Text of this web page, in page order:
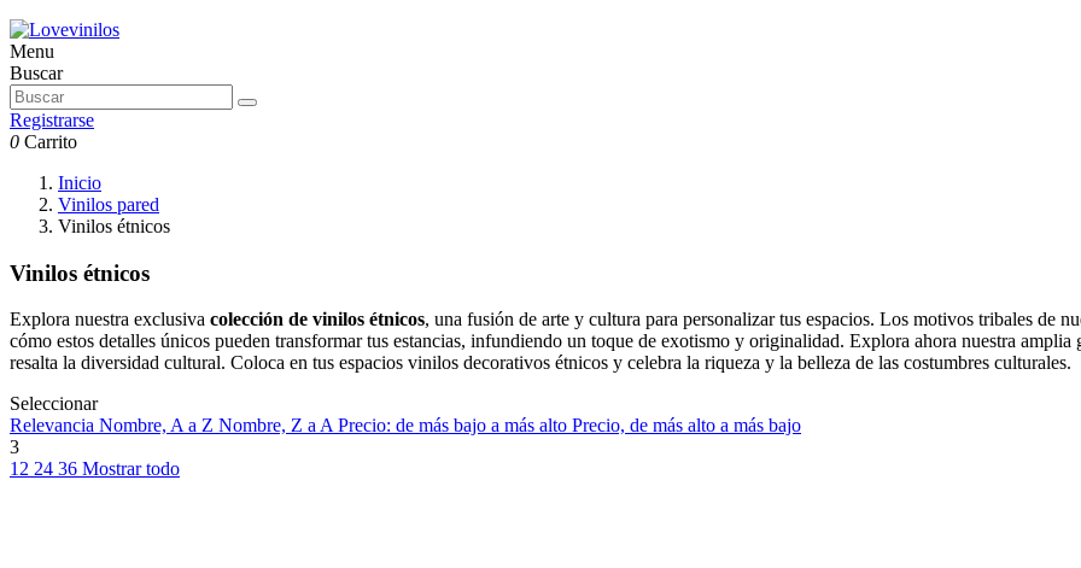
Menu
Buscar
Registrarse
0 Carrito
Inicio
Vinilos pared
Vinilos étnicos
Vinilos étnicos
Explora nuestra exclusiva colección de vinilos étnicos, una fusión de arte y cultura para personalizar tus espacios. Los motivos tribales de
cómo estos detalles únicos pueden transformar tus estancias, infundiendo un toque de exotismo y originalidad. Explora ahora nuestra
resalta la diversidad cultural. Coloca en tus espacios vinilos decorativos étnicos y celebra la riqueza y la belleza de las costumbres culturales.
Seleccionar
Relevancia Nombre, A a Z Nombre, Z a APrecio: de más bajo a más alto Precio, de más alto a más bajo
3
12 24 36 Mostrar todo